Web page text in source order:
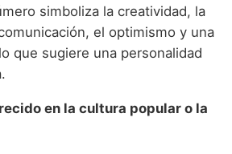
simboliza la creatividad, la
el optimismo y una
que sugiere una personalidad
en la cultura popular o la